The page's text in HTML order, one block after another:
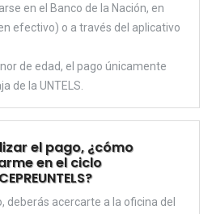
en el Banco de la Nación, en
efectivo) o a través del aplicativo
de edad, el pago únicamente
de la UNTELS.
el pago, ¿cómo
en el ciclo
deberás acercarte a la oficina del